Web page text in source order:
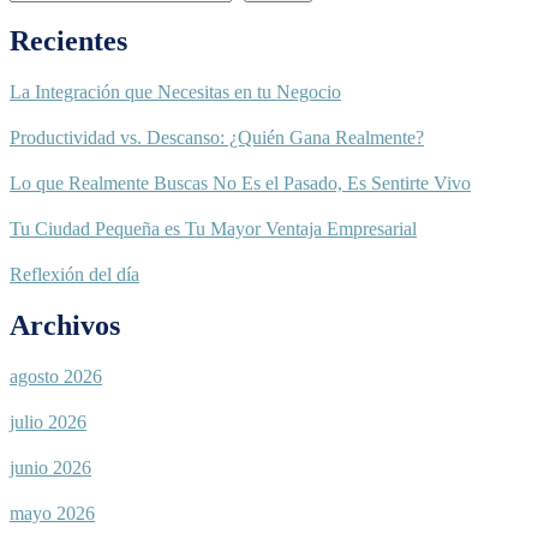
Recientes
La Integración que Necesitas en tu Negocio
Productividad vs. Descanso: ¿Quién Gana Realmente?
Lo que Realmente Buscas No Es el Pasado, Es Sentirte Vivo
Tu Ciudad Pequeña es Tu Mayor Ventaja Empresarial
Reflexión del día
Archivos
agosto 2026
julio 2026
junio 2026
mayo 2026